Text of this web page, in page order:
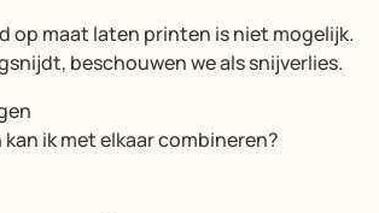
op maat laten printen is niet mogelijk.
beschouwen we als snijverlies.
ik met elkaar combineren?